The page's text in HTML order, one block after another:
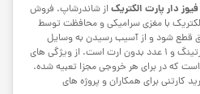
از شاندرشاپ. فروش
دار پارت الکتریک با مغزی سرامیکی و محافظت توسط
قطع شود و از آسیب رسیدن به وسایل
جلوگیری شود. 5 خروجی دارای سیستم ارتینگ و 1 عدد بدون ارت است. از ویژگی های
که در برای هر خروجی مجزا تعبیه شده.
برای همکاران و پروژه های